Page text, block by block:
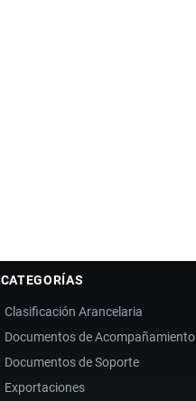
CATEGORÍAS
Clasificación Arancelaria
Documentos de Acompañamiento
Documentos de Soporte
Exportaciones